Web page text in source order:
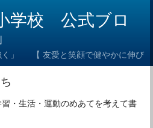
学校 公式ブロ
」 【 友愛と笑顔で健やかに伸び
・生活・運動のめあてを考えて書